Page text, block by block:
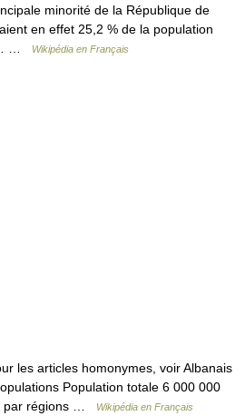
minorité de la République de
en effet 25,2 % de la population
…
Wikipédia en Français
les articles homonymes, voir Albanais
Population totale 6 000 000
par régions …
Wikipédia en Français